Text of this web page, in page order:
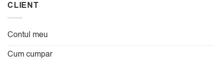
CLIENT
Contul meu
Cum cumpar